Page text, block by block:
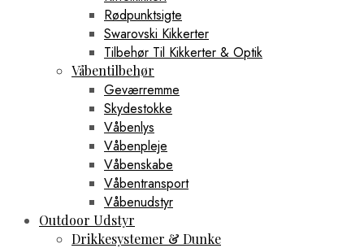
Rødpunktsigte
Swarovski Kikkerter
Tilbehør Til Kikkerter & Optik
Våbentilbehør
Geværremme
Skydestokke
Våbenlys
Våbenpleje
Våbenskabe
Våbentransport
Våbenudstyr
Outdoor Udstyr
Drikkesystemer & Dunke